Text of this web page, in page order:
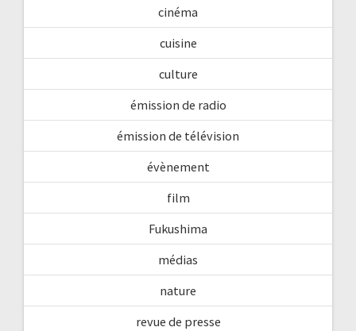
cinéma
cuisine
culture
émission de radio
émission de télévision
évènement
film
Fukushima
médias
nature
revue de presse